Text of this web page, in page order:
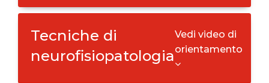
Tecniche di
neurofisiopatologia
Vedi video di
orientamento